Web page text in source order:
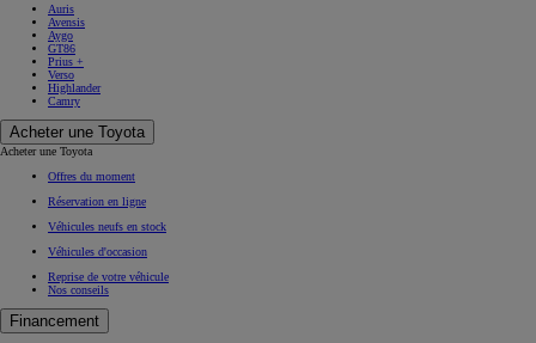
Auris
Avensis
Aygo
GT86
Prius +
Verso
Highlander
Camry
Acheter une Toyota
Acheter une Toyota
Offres du moment
Réservation en ligne
Véhicules neufs en stock
Véhicules d'occasion
Reprise de votre véhicule
Nos conseils
Financement